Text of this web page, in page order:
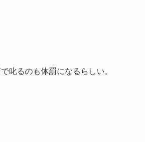
叱るのも体罰になるらしい。